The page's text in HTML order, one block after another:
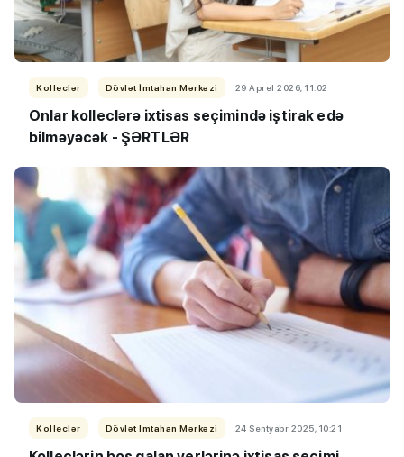
Kolleclər Dövlət İmtahan Mərkəzi 29 Aprel 2026, 11:02
Onlar kolleclərə ixtisas seçimində iştirak edə
bilməyəcək - ŞƏRTLƏR
Kolleclər Dövlət İmtahan Mərkəzi 24 Sentyabr 2025, 10:21